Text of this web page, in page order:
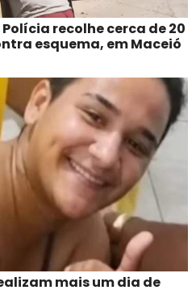
recolhe cerca de 20
esquema, em Maceió
mais um dia de